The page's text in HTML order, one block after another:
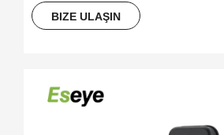
alaşımı 5. Faringer Pread Head ：
Çalışan Sıcaklık ： -20 ° C ~ 70 ° C
： İki
BIZE ULAŞIN